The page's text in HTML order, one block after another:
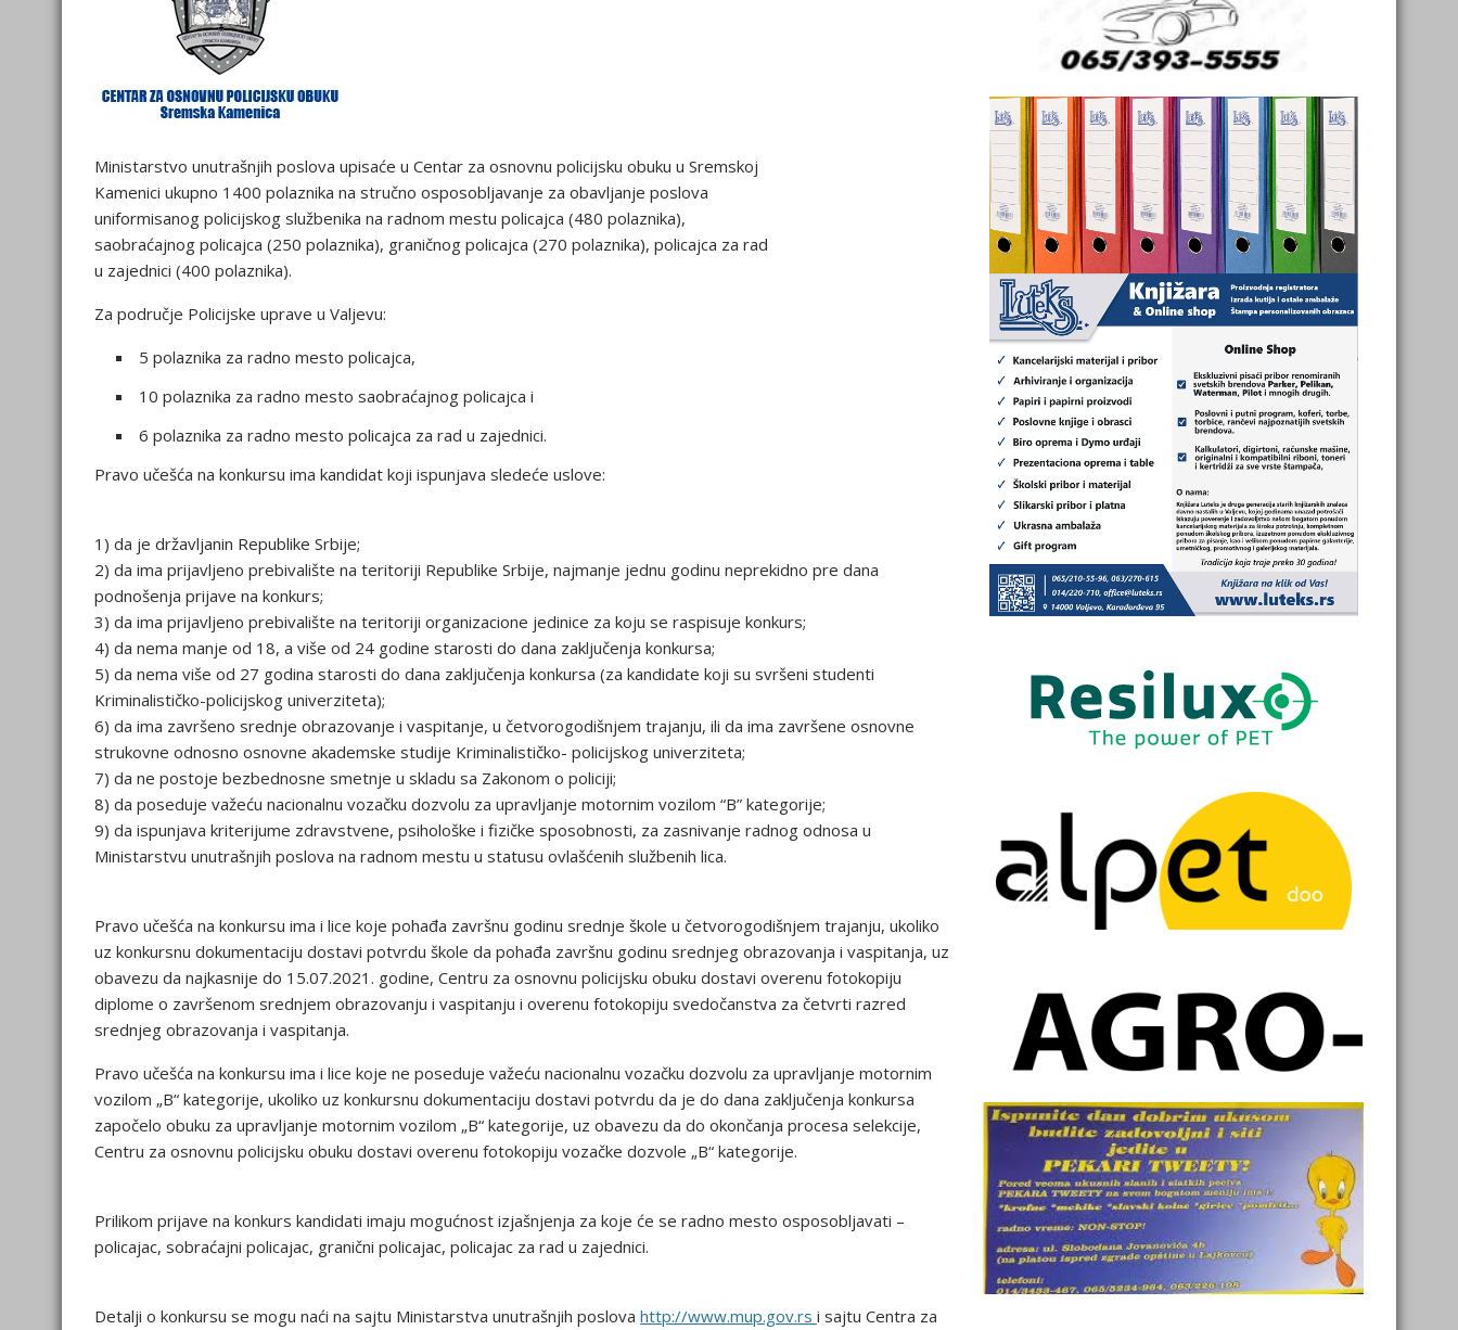
Ministarstvo unutrašnjih poslova upisaće u Centar za osnovnu policijsku obuku u Sremskoj
Kamenici ukupno 1400 polaznika na stručno osposobljavanje za obavljanje poslova
uniformisanog policijskog službenika na radnom mestu policajca (480 polaznika),
saobraćajnog policajca (250 polaznika), graničnog policajca (270 polaznika), policajca za rad
u zajednici (400 polaznika).
Za područje Policijske uprave u Valjevu:
5 polaznika za radno mesto policajca,
10 polaznika za radno mesto saobraćajnog policajca i
6 polaznika za radno mesto policajca za rad u zajednici.
Pravo učešća na konkursu ima kandidat koji ispunjava sledeće uslove:
1) da je državljanin Republike Srbije;
2) da ima prijavljeno prebivalište na teritoriji Republike Srbije, najmanje jednu godinu neprekidno pre dana
podnošenja prijave na konkurs;
3) da ima prijavljeno prebivalište na teritoriji organizacione jedinice za koju se raspisuje konkurs;
4) da nema manje od 18, a više od 24 godine starosti do dana zaključenja konkursa;
5) da nema više od 27 godina starosti do dana zaključenja konkursa (za kandidate koji su svršeni studenti
Kriminalističko-policijskog univerziteta);
6) da ima završeno srednje obrazovanje i vaspitanje, u četvorogodišnjem trajanju, ili da ima završene osnovne
strukovne odnosno osnovne akademske studije Kriminalističko- policijskog univerziteta;
7) da ne postoje bezbednosne smetnje u skladu sa Zakonom o policiji;
8) da poseduje važeću nacionalnu vozačku dozvolu za upravljanje motornim vozilom “B” kategorije;
9) da ispunjava kriterijume zdravstvene, psihološke i fizičke sposobnosti, za zasnivanje radnog odnosa u
Ministarstvu unutrašnjih poslova na radnom mestu u statusu ovlašćenih službenih lica.
Pravo učešća na konkursu ima i lice koje pohađa završnu godinu srednje škole u četvorogodišnjem trajanju, ukoliko
uz konkursnu dokumentaciju dostavi potvrdu škole da pohađa završnu godinu srednjeg obrazovanja i vaspitanja, uz
obavezu da najkasnije do 15.07.2021. godine, Centru za osnovnu policijsku obuku dostavi overenu fotokopiju
diplome o završenom srednjem obrazovanju i vaspitanju i overenu fotokopiju svedočanstva za četvrti razred
srednjeg obrazovanja i vaspitanja.
Pravo učešća na konkursu ima i lice koje ne poseduje važeću nacionalnu vozačku dozvolu za upravljanje motornim
vozilom „B“ kategorije, ukoliko uz konkursnu dokumentaciju dostavi potvrdu da je do dana zaključenja konkursa
započelo obuku za upravljanje motornim vozilom „B“ kategorije, uz obavezu da do okončanja procesa selekcije,
Centru za osnovnu policijsku obuku dostavi overenu fotokopiju vozačke dozvole „B“ kategorije.
Prilikom prijave na konkurs kandidati imaju mogućnost izjašnjenja za koje će se radno mesto osposobljavati –
policajac, sobraćajni policajac, granični policajac, policajac za rad u zajednici.
Detalji o konkursu se mogu naći na sajtu Ministarstva unutrašnjih poslova http://www.mup.gov.rs i sajtu Centra za